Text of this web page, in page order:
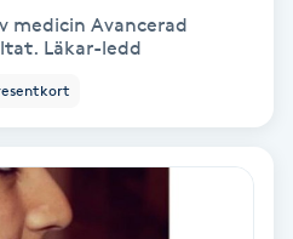
Avancerad
hudvård Naturliga resultat. Läkar-ledd